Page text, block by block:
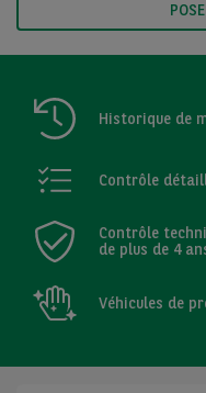
Historique de
Contrôle
Contrôle
de plus de 4
Véhicules de